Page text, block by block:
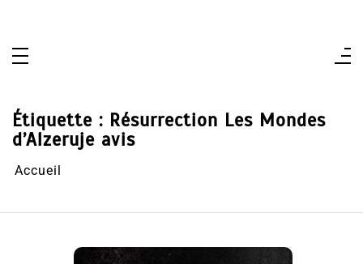
Étiquette : Résurrection Les Mondes
d’Alzeruje avis
Accueil